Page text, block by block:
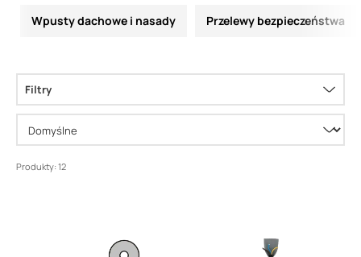
Wpusty dachowe i nasady Przelewy bezpieczeństwa
Filtry
Produkty: 12